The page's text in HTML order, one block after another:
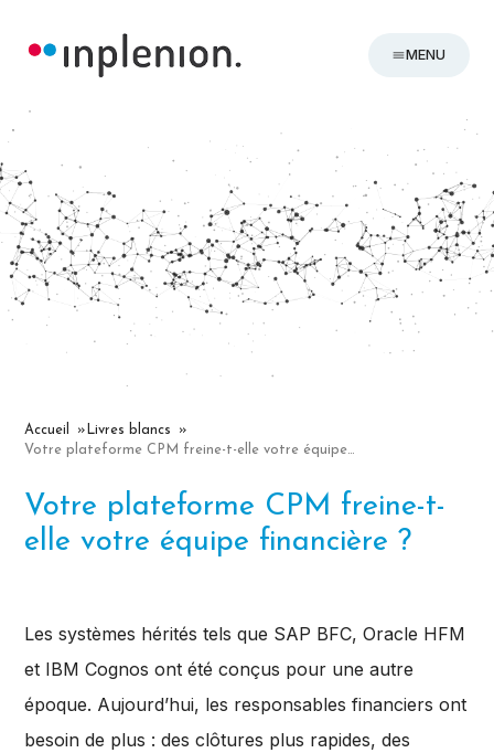
MENU
Accueil
Livres blancs
Votre plateforme CPM freine-t-elle votre équipe financière ?
Votre plateforme CPM freine-t-
elle votre équipe financière ?
Les systèmes hérités tels que SAP BFC, Oracle HFM
et IBM Cognos ont été conçus pour une autre
époque. Aujourd’hui, les responsables financiers ont
besoin de plus : des clôtures plus rapides, des